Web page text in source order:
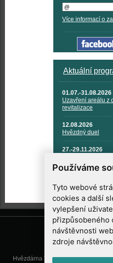
Používáme
Tyto webové
cookies a další
vylepšení
přizpůsobeného
návštěvnosti
zdroje
Více informací o
Aktuální
01.07.-31.08.2026
Uzavření areálu z
revitalizace
12.08.2026
Hvězdný duel
27.-29.11.2026
TECHNIKA A
TECHNOLOGIE
Hvězdárna Valašské Meziříčí,